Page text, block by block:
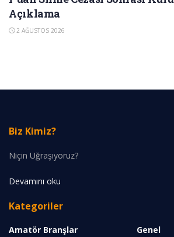
Açıklama
2 AĞUSTOS 2026
Biz Kimiz?
Niçin Uğraşıyoruz?
Devamını oku
Kategoriler
Amatör Branşlar Genel